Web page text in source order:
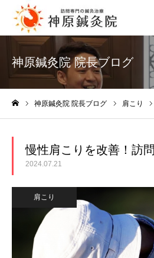
神原鍼灸院 院長ブログ
神原鍼灸院 院長ブログ 肩こり
慢性肩こりを改善！訪
2024.07.21
肩こり